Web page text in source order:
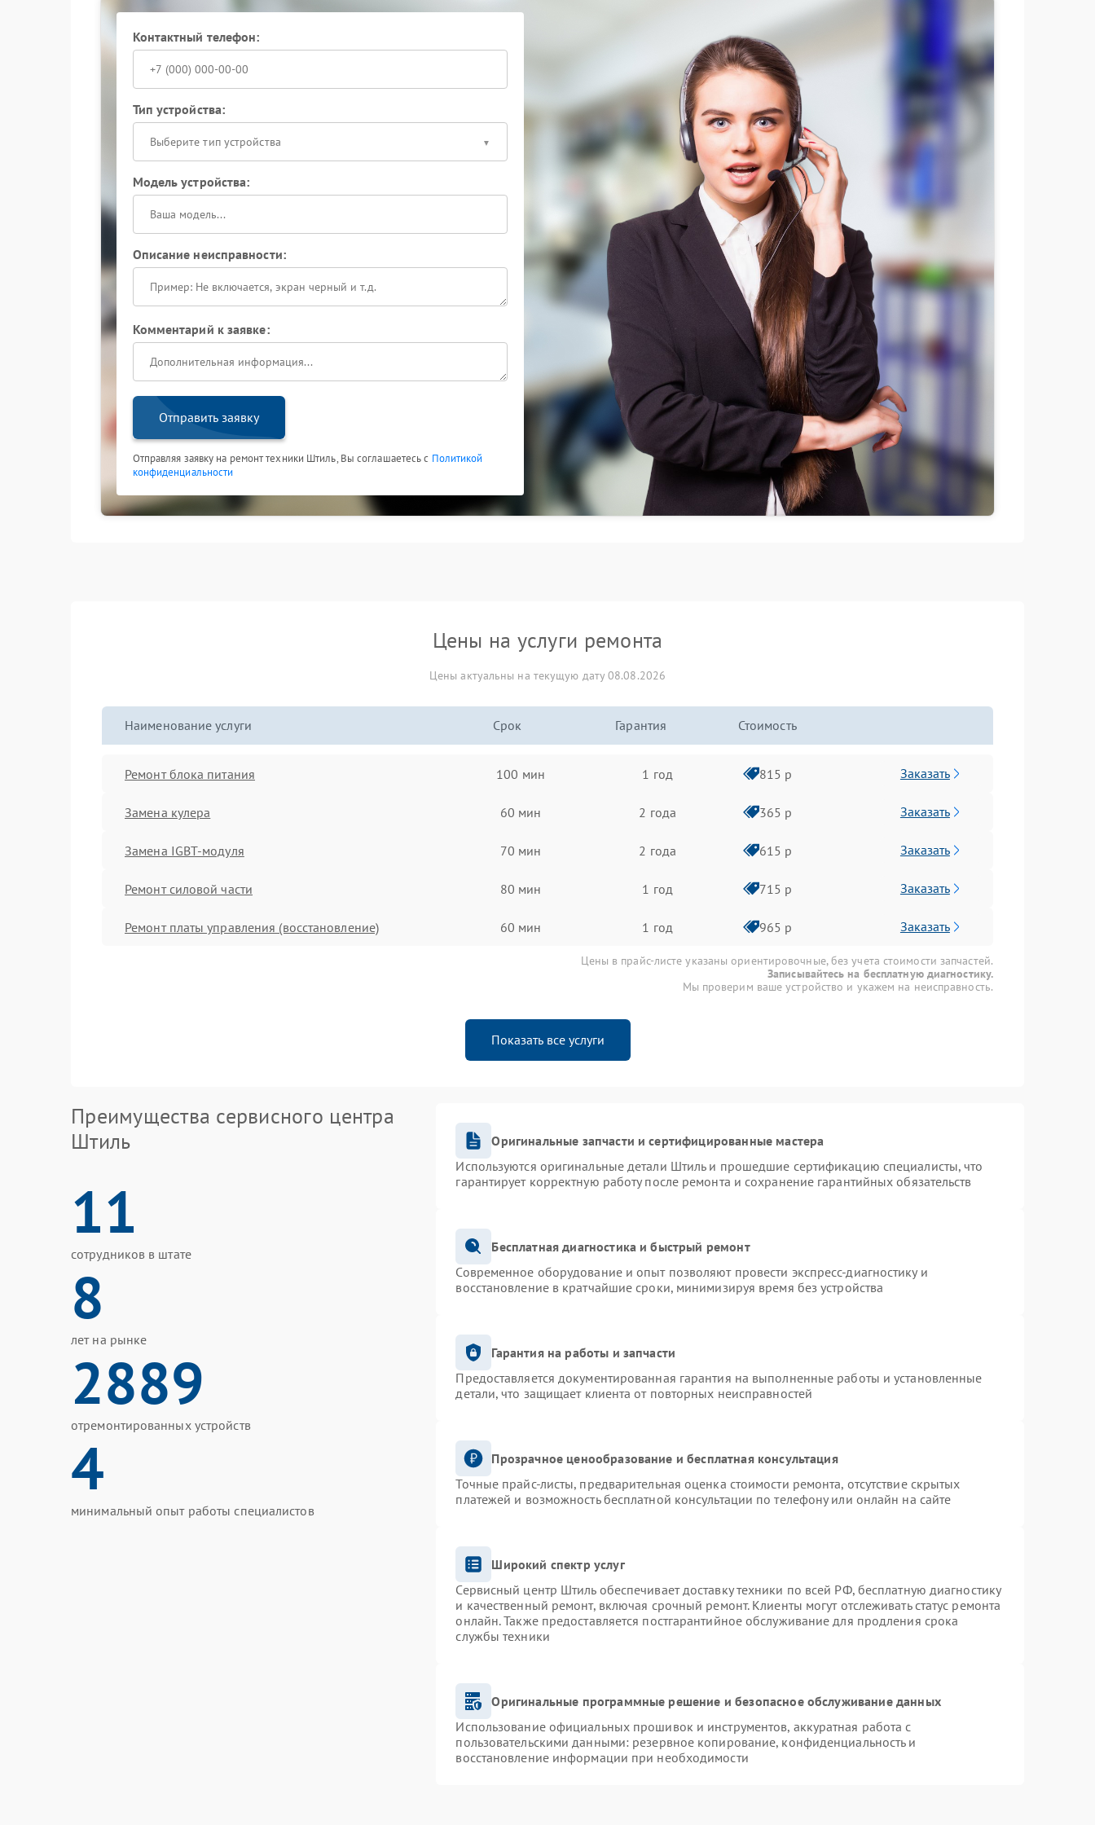
Контактный телефон:
Тип устройства:
Выберите тип устройства
Модель устройства:
Описание неисправности:
Комментарий к заявке:
Отправить заявку
Отправляя заявку на ремонт техники Штиль, Вы соглашаетесь с Политикой
конфиденциальности
Цены на услуги ремонта
Цены актуальны на текущую дату 08.08.2026
Наименование услуги Срок Гарантия Стоимость
Ремонт блока питания 100 мин 1 год 815 р Заказать
Замена кулера 60 мин 2 года 365 р Заказать
Замена IGBT-модуля 70 мин 2 года 615 р Заказать
Ремонт силовой части 80 мин 1 год 715 р Заказать
Ремонт платы управления (восстановление) 60 мин 1 год 965 р Заказать
Цены в прайс-листе указаны ориентировочные, без учета стоимости запчастей.
Записывайтесь на бесплатную диагностику.
Мы проверим ваше устройство и укажем на неисправность.
Показать все услуги
Преимущества сервисного центра
Штиль
11
сотрудников в штате
8
лет на рынке
2889
отремонтированных устройств
4
минимальный опыт работы специалистов
Оригинальные запчасти и сертифицированные мастера
Используются оригинальные детали Штиль и прошедшие сертификацию специалисты, что
гарантирует корректную работу после ремонта и сохранение гарантийных обязательств
Бесплатная диагностика и быстрый ремонт
Современное оборудование и опыт позволяют провести экспресс-диагностику и
восстановление в кратчайшие сроки, минимизируя время без устройства
Гарантия на работы и запчасти
Предоставляется документированная гарантия на выполненные работы и установленные
детали, что защищает клиента от повторных неисправностей
Прозрачное ценообразование и бесплатная консультация
Точные прайс-листы, предварительная оценка стоимости ремонта, отсутствие скрытых
платежей и возможность бесплатной консультации по телефону или онлайн на сайте
Широкий спектр услуг
Сервисный центр Штиль обеспечивает доставку техники по всей РФ, бесплатную диагностику
и качественный ремонт, включая срочный ремонт. Клиенты могут отслеживать статус ремонта
онлайн. Также предоставляется постгарантийное обслуживание для продления срока
службы техники
Оригинальные программные решение и безопасное обслуживание данных
Использование официальных прошивок и инструментов, аккуратная работа с
пользовательскими данными: резервное копирование, конфиденциальность и
восстановление информации при необходимости